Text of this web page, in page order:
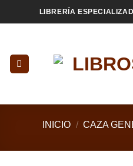
al
LIBRERÍA
INICIO / CAZA